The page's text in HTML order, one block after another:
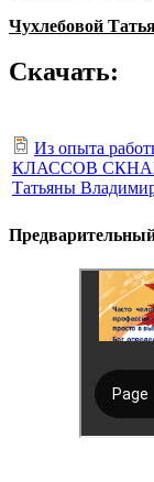
Чухлебовой
Скачать:
Из опыта
КЛАССОВ
Татьяны